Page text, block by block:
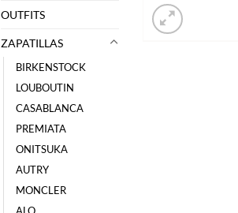
OUTFITS
ZAPATILLAS
BIRKENSTOCK
LOUBOUTIN
CASABLANCA
PREMIATA
ONITSUKA
AUTRY
MONCLER
ALO